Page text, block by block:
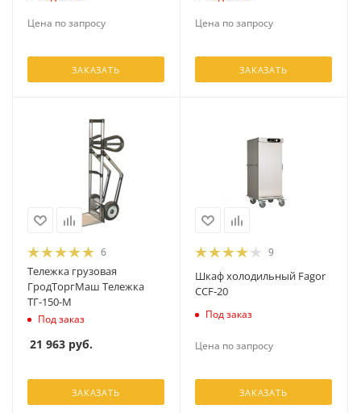
Цена по запросу
ЗАКАЗАТЬ
Цена по запросу
ЗАКАЗАТЬ
6
Тележка грузовая
ГродТоргМаш Тележка
ТГ-150-М
Под заказ
21 963 руб.
ЗАКАЗАТЬ
9
Шкаф холодильный Fagor
CCF-20
Под заказ
Цена по запросу
ЗАКАЗАТЬ